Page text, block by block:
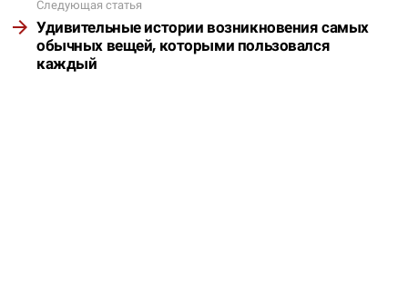
Следующая статья
Удивительные истории возникновения самых
обычных вещей, которыми пользовался
каждый